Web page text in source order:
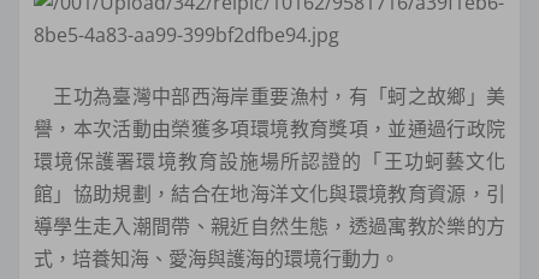
王功為臺灣中部西海岸重要漁村，有「蚵之故鄉」美
譽，本次活動由榮獲多項環境教育獎項，並通過行政院
環境保護署環境教育設施場所認證的「王功蚵藝文化
館」協助規劃，結合在地海洋文化與環境教育資源，引
導學生走入潮間帶、親近自然生態，透過寓教於樂的方
式，培養知海、愛海與護海的環境行動力。